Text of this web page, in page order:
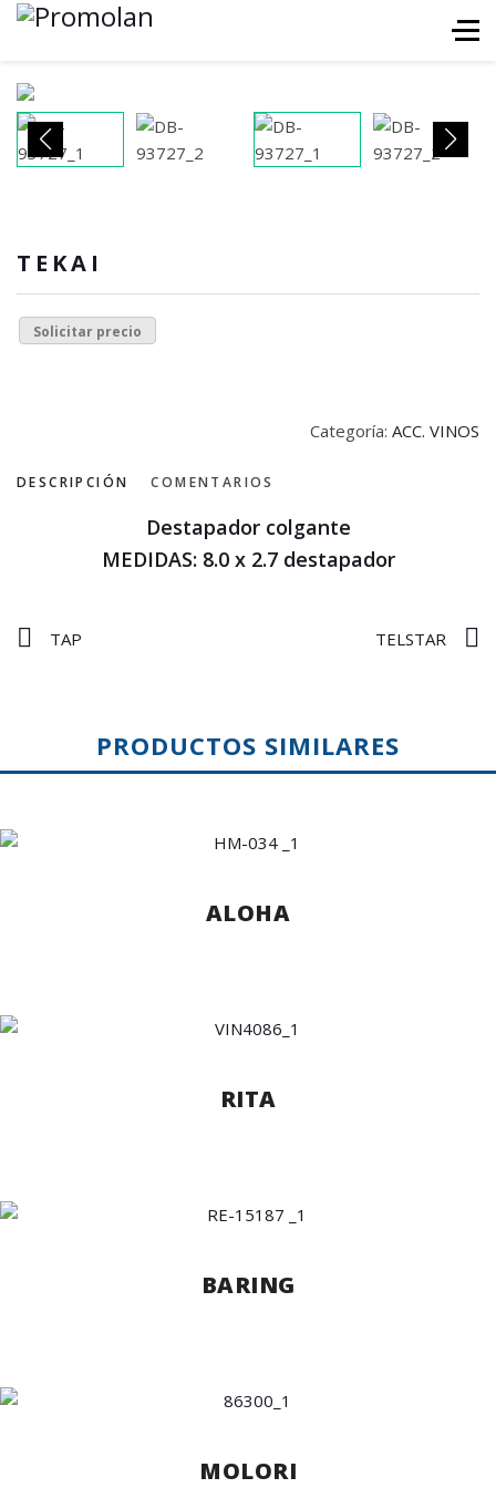
TEKAI
Solicitar precio
Categoría: ACC. VINOS
DESCRIPCIÓN COMENTARIOS
Destapador colgante
MEDIDAS: 8.0 x 2.7 destapador
TAP TELSTAR
PRODUCTOS SIMILARES
ALOHA
RITA
BARING
MOLORI